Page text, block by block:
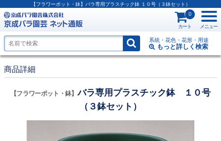
【フラワーポット・鉢】バラ専用プラスチック鉢 １０号（３鉢セット）
系統・花色・花形・用途
もっと詳しく検索
カート
0
メニュー
商品詳細
【フラワーポット・鉢】バラ専用プラスチック鉢 １０号
（３鉢セット）